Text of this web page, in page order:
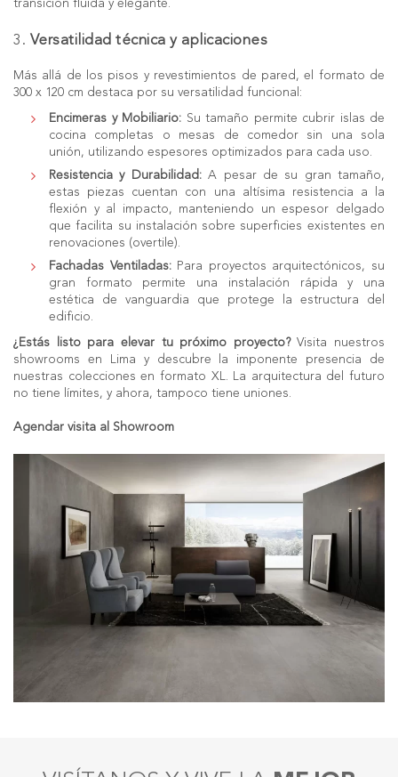
transición fluida y elegante.
3. Versatilidad técnica y aplicaciones
Más allá de los pisos y revestimientos de pared, el formato de
300 x 120 cm destaca por su versatilidad funcional:
Encimeras y Mobiliario: Su tamaño permite cubrir islas de
cocina completas o mesas de comedor sin una sola
unión, utilizando espesores optimizados para cada uso.
Resistencia y Durabilidad:A pesar de su gran tamaño,
estas piezas cuentan con una altísima resistencia a la
flexión y al impacto, manteniendo un espesor delgado
que facilita su instalación sobre superficies existentes en
renovaciones (overtile).
Fachadas Ventiladas:Para proyectos arquitectónicos, su
gran formato permite una instalación rápida y una
estética de vanguardia que protege la estructura del
edificio.
¿Estás listo para elevar tu próximo proyecto?Visita nuestros
showrooms en Lima y descubre la imponente presencia de
nuestras colecciones en formato XL. La arquitectura del futuro
no tiene límites, y ahora, tampoco tiene uniones.
Agendar visita al Showroom